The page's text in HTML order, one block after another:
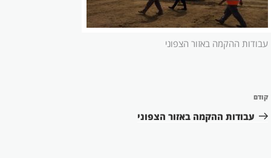
עבודות ההקמה באזור הצפוני
הפוסט
הקודם
קודם
עבודות ההקמה באזור הצפוני